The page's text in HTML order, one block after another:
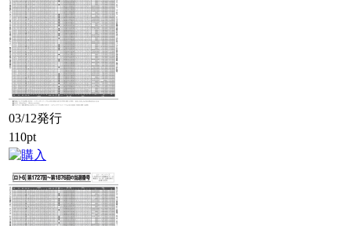
03/12発行
110pt